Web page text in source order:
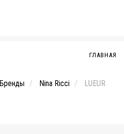
ГЛАВНАЯ
Бренды Nina Ricci LUEUR